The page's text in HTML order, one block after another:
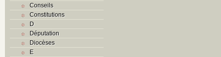
Conseils
Constitutions
D
Députation
Diocèses
E